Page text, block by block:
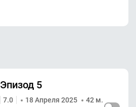
Эпизод 5
7.0 18 Апреля 2025 42 м.